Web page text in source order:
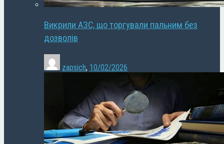
Викрили АЗС, що торгували пальним без
дозволів
zapsich, 10/02/2026